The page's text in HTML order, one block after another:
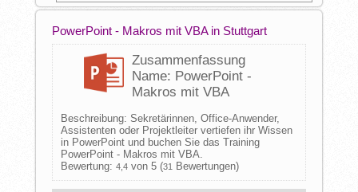
PowerPoint - Makros mit VBA in Stuttgart
Zusammenfassung
Name: PowerPoint -
Makros mit VBA
Beschreibung: Sekretärinnen, Office-Anwender,
Assistenten oder Projektleiter vertiefen ihr Wissen
in PowerPoint und buchen Sie das Training
PowerPoint - Makros mit VBA.
Bewertung: 4,4von 5 (31Bewertungen)